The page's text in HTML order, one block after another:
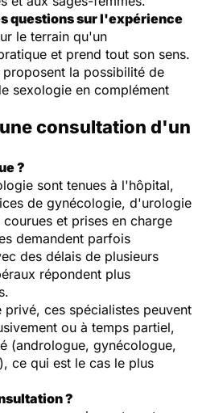
questions sur l'expérience
le terrain qu'un
et prend tout son sens.
la possibilité de
sexologie en complément
consultation d'un
?
sont tenues à l'hôpital,
de gynécologie, d'urologie
et prises en charge
demandent parfois
des délais de plusieurs
répondent plus
ces spécialistes peuvent
ou à temps partiel,
(andrologue, gynécologue,
ce qui est le cas le plus
?